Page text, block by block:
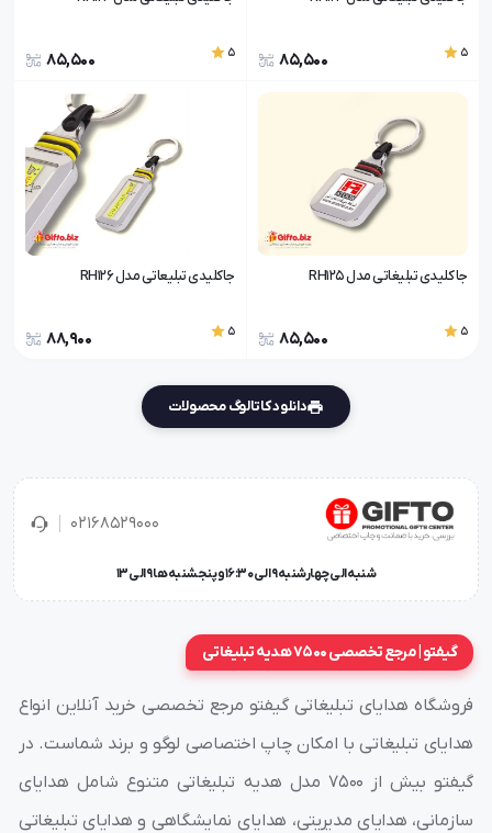
5
85,500
5
85,500
جا کلیدی تبلیغاتی مدل RH125
5
85,500
جاکلیدی تبلیعاتی مدل RH126
5
88,900
دانلود کاتالوگ محصولات
02168529000
شنبه الی چهارشنبه 9 الی 16:30 و پنجشنبه ها 9 الی 13
گیفتو | مرجع تخصصی 7500 هدیه تبلیغاتی
فروشگاه هدایای تبلیغاتی گیفتو مرجع تخصصی خرید آنلاین انواع
هدایای تبلیغاتی با امکان چاپ اختصاصی لوگو و برند شماست. در
گیفتو بیش از ۷۵۰۰ مدل هدیه تبلیغاتی متنوع شامل هدایای
سازمانی، هدایای مدیریتی، هدایای نمایشگاهی و هدایای تبلیغاتی